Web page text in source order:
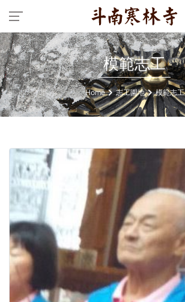
模範志工
Home 志工園地 模範志工